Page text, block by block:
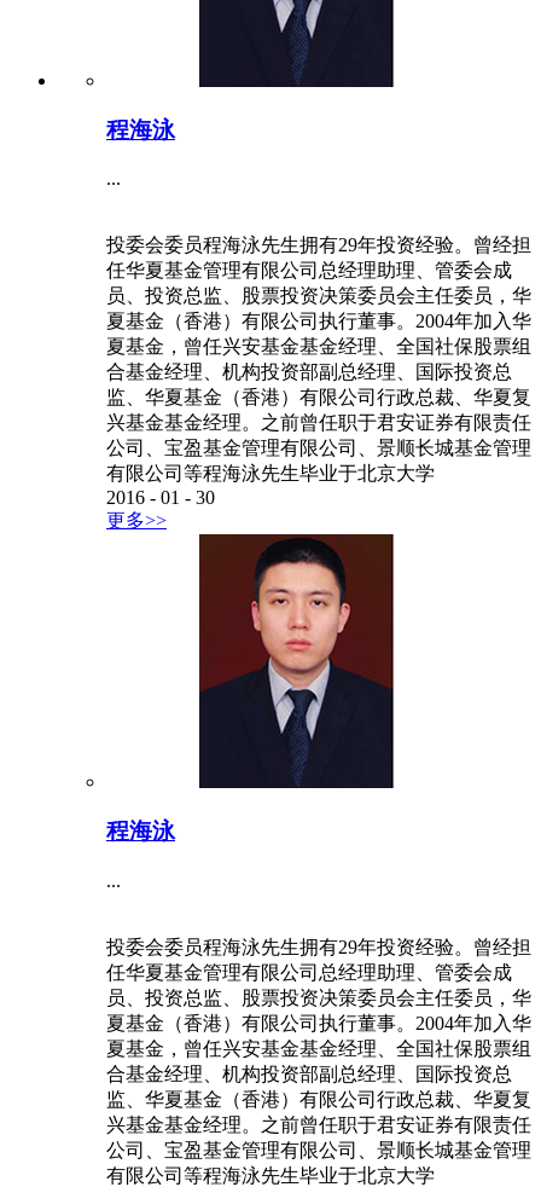
程海泳
...
投委会委员程海泳先生拥有29年投资经验。曾经担
任华夏基金管理有限公司总经理助理、管委会成
员、投资总监、股票投资决策委员会主任委员，华
夏基金（香港）有限公司执行董事。2004年加入华
夏基金，曾任兴安基金基金经理、全国社保股票组
合基金经理、机构投资部副总经理、国际投资总
监、华夏基金（香港）有限公司行政总裁、华夏复
兴基金基金经理。之前曾任职于君安证券有限责任
公司、宝盈基金管理有限公司、景顺长城基金管理
有限公司等程海泳先生毕业于北京大学
2016 - 01 - 30
更多>>
程海泳
...
投委会委员程海泳先生拥有29年投资经验。曾经担
任华夏基金管理有限公司总经理助理、管委会成
员、投资总监、股票投资决策委员会主任委员，华
夏基金（香港）有限公司执行董事。2004年加入华
夏基金，曾任兴安基金基金经理、全国社保股票组
合基金经理、机构投资部副总经理、国际投资总
监、华夏基金（香港）有限公司行政总裁、华夏复
兴基金基金经理。之前曾任职于君安证券有限责任
公司、宝盈基金管理有限公司、景顺长城基金管理
有限公司等程海泳先生毕业于北京大学